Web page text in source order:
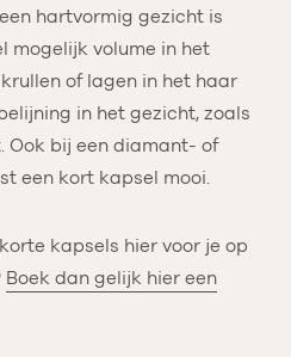
hartvormig gezicht is
mogelijk volume in het
of lagen in het haar
in het gezicht, zoals
Ook bij een diamant- of
een kort kapsel mooi.
kapsels hier voor je op
Boek dan gelijk hier een